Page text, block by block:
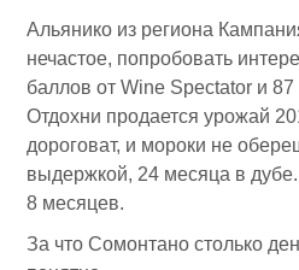
Альянико из региона
нечастое, попробовать
баллов от Wine Spectator и
Отдохни продается урожай
дороговат, и мороки не
выдержкой, 24 месяца в
8 месяцев.
За что Сомонтано столько